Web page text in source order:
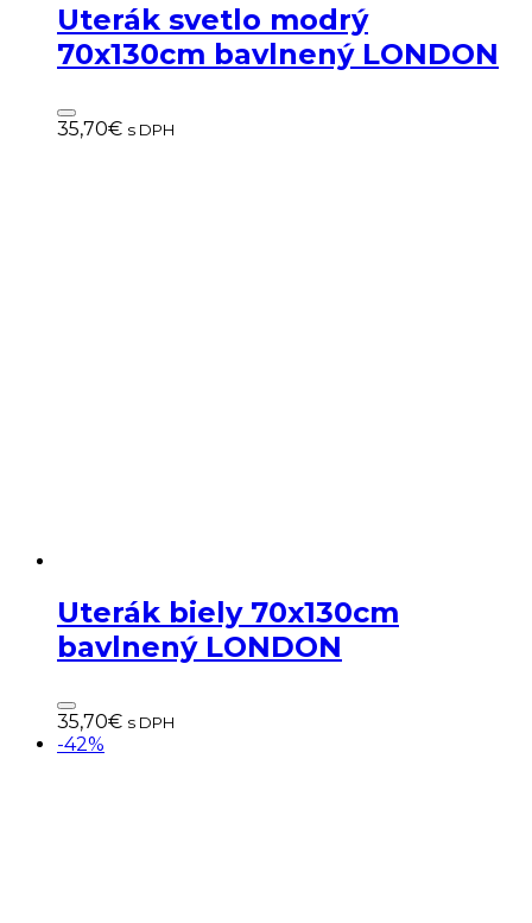
Uterák svetlo modrý
70x130cm bavlnený LONDON
35,70€ s DPH
Uterák biely 70x130cm
bavlnený LONDON
35,70€ s DPH
-42%